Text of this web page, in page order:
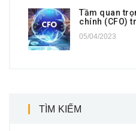
Tầm quan
chính (CFO)
05/04/2023
TÌM KIẾM